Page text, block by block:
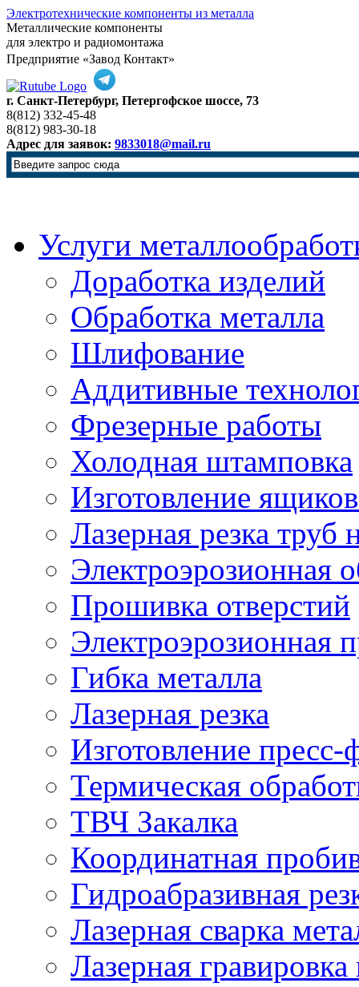
Электротехнические компоненты из металла
Металлические компоненты
для электро и радиомонтажа
Предприятие «Завод Контакт»
г. Санкт-Петербург, Петергофское шоссе, 73
8(812) 332-45-48
8(812) 983-30-18
Адрес для заявок: 9833018@mail.ru
Услуги
Доработка изделий
Обработка металла
Шлифование
Аддитивные
Фрезерные работы
Холодная штамповка
Изготовление
Лазерная резка труб
Электроэрозионная
Прошивка отверстий
Электроэрозионная
Гибка металла
Лазерная резка
Изготовление
Термическая
ТВЧ Закалка
Координатная
Гидроабразивная
Лазерная сварка
Лазерная гравировка